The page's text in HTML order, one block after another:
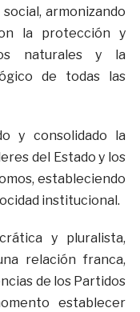
armonizando
la protección y
naturales y la
de todas las
y consolidado la
del Estado y los
estableciendo
institucional.
y pluralista,
relación franca,
de los Partidos
establecer